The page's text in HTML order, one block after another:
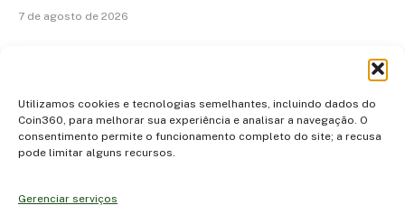
Utilizamos cookies e tecnologias semelhantes, incluindo dados do
Coin360, para melhorar sua experiência e analisar a navegação. O
consentimento permite o funcionamento completo do site; a recusa
pode limitar alguns recursos.
Gerenciar serviços
7 de agosto de 2026